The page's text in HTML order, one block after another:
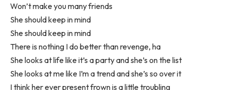
Won’t make you many friends
She should keep in mind
She should keep in mind
There is nothing I do better than revenge, ha
She looks at life like it’s a party and she’s on the list
She looks at me like I’m a trend and she’s so over it
I think her ever present frown is a little troubling